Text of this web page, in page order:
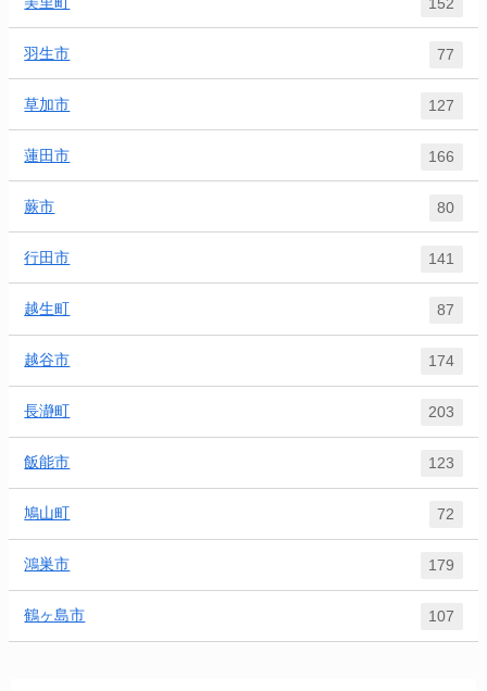
152
羽生市 77
草加市 127
蓮田市 166
蕨市 80
行田市 141
越生町 87
越谷市 174
長瀞町 203
飯能市 123
鳩山町 72
鴻巣市 179
鶴ヶ島市 107